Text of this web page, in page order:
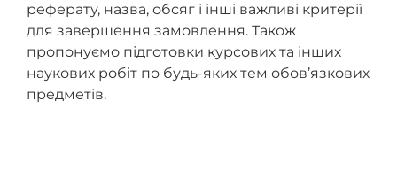
реферату, назва, обсяг і інші важливі критерії
для завершення замовлення. Також
пропонуємо підготовки курсових та інших
наукових робіт по будь-яких тем обов’язкових
предметів.